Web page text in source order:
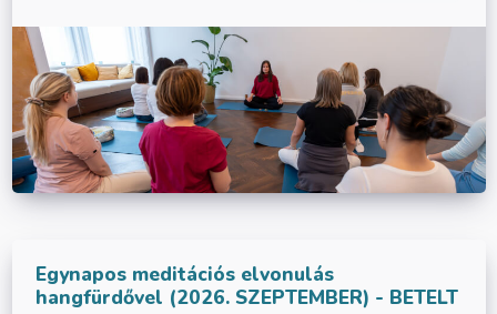
Egynapos meditációs elvonulás
hangfürdővel (2026. SZEPTEMBER) - BETELT